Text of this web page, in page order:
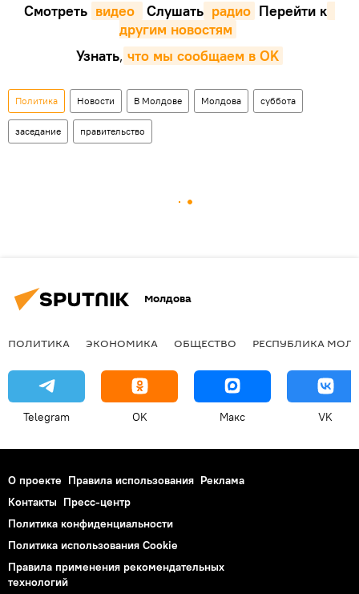
Смотреть видео Cлушать радио Перейти к
другим новостям
Узнать, что мы сообщаем в OK
Политика Новости В Молдове Молдова суббота
заседание правительство
Молдова
ПОЛИТИКА ЭКОНОМИКА ОБЩЕСТВО РЕСПУБЛИКА
Telegram OK Макс VK
О проекте Правила использования Реклама
Контакты Пресс-центр
Политика конфиденциальности
Политика использования Cookie
Правила применения рекомендательных
технологий